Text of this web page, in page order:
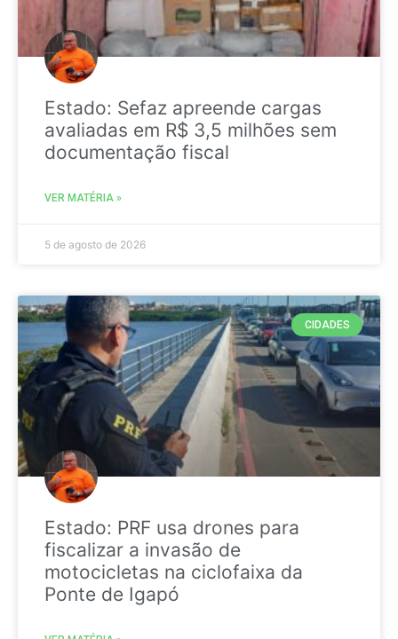
Estado: Sefaz apreende cargas
avaliadas em R$ 3,5 milhões sem
documentação fiscal
VER MATÉRIA »
5 de agosto de 2026
CIDADES
Estado: PRF usa drones para
fiscalizar a invasão de
motocicletas na ciclofaixa da
Ponte de Igapó